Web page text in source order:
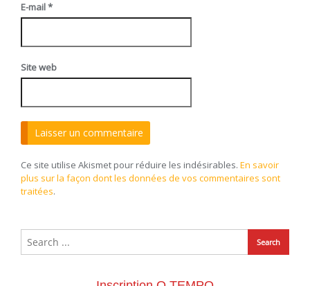
E-mail*
Site web
Ce site utilise Akismet pour réduire les indésirables. En savoir
plus sur la façon dont les données de vos commentaires sont
traitées.